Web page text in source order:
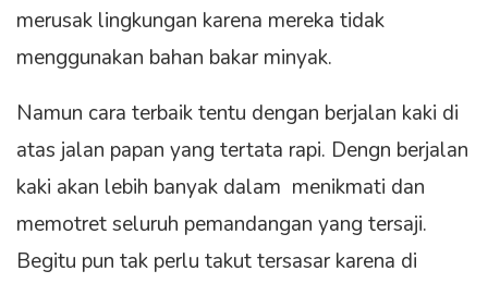
merusak lingkungan karena mereka tidak
menggunakan bahan bakar minyak.
Namun cara terbaik tentu dengan berjalan kaki di
atas jalan papan yang tertata rapi. Dengn berjalan
kaki akan lebih banyak dalam menikmati dan
memotret seluruh pemandangan yang tersaji.
Begitu pun tak perlu takut tersasar karena di